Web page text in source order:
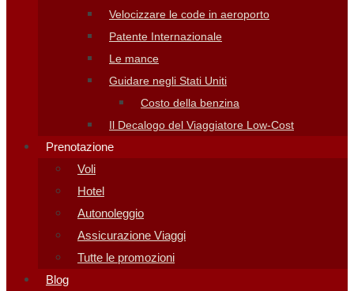
Velocizzare le code in aeroporto
Patente Internazionale
Le mance
Guidare negli Stati Uniti
Costo della benzina
Il Decalogo del Viaggiatore Low-Cost
Prenotazione
Voli
Hotel
Autonoleggio
Assicurazione Viaggi
Tutte le promozioni
Blog